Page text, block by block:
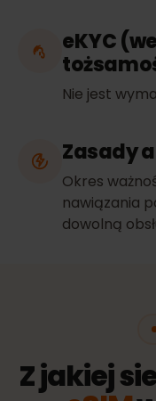
eKYC
Nie jest
Zasady
Okres
nawiązania
dowolną
Z jakiej